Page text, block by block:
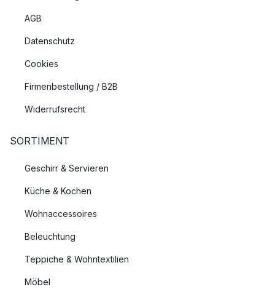
AGB
Datenschutz
Cookies
Firmenbestellung / B2B
Widerrufsrecht
SORTIMENT
Geschirr & Servieren
Küche & Kochen
Wohnaccessoires
Beleuchtung
Teppiche & Wohntextilien
Möbel